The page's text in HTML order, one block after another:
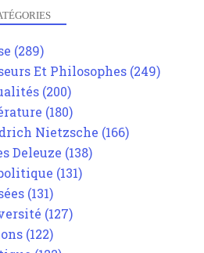
(289)
Et Philosophes (249)
(200)
(180)
Nietzsche (166)
Deleuze (138)
(131)
(131)
(127)
(122)